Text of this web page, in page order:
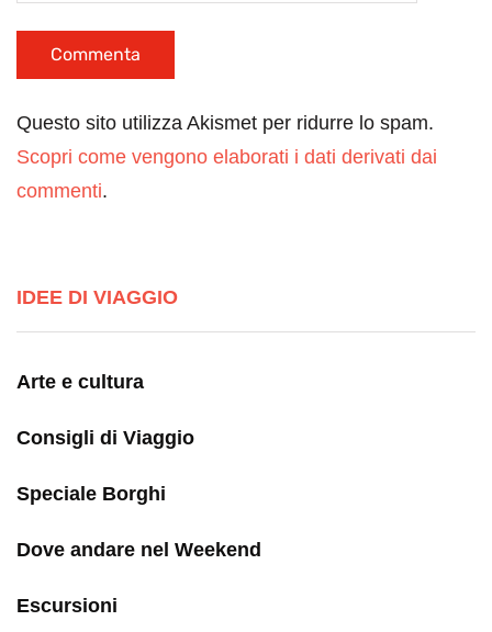
Questo sito utilizza Akismet per ridurre lo spam.
Scopri come vengono elaborati i dati derivati dai
commenti.
IDEE DI VIAGGIO
Arte e cultura
Consigli di Viaggio
Speciale Borghi
Dove andare nel Weekend
Escursioni